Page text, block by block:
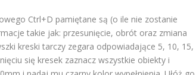
Ctrl+D pamiętane są (o ile nie zostanie
takie jak: przesunięcie, obrót oraz zmiana
kreski tarczy zegara odpowiadające 5, 10, 15,
się kresek zaznacz wszystkie obiekty i